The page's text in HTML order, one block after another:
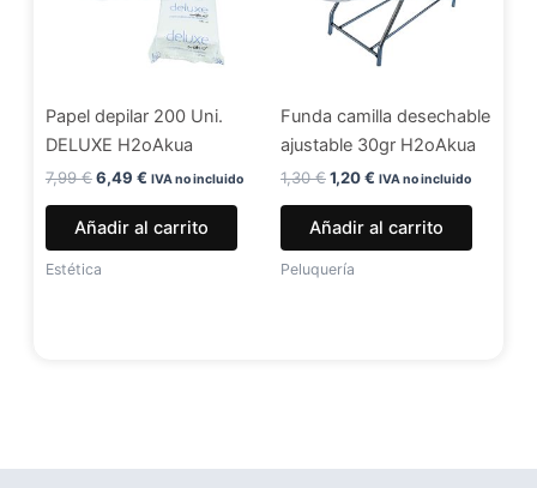
Papel depilar 200 Uni.
DELUXE H2oAkua
7,99€6,49 € IVA no incluido
Añadir al carrito
Estética
Funda camilla desechable
ajustable 30gr H2oAkua
1,30€1,20€ IVA no incluido
Añadir al carrito
Peluquería